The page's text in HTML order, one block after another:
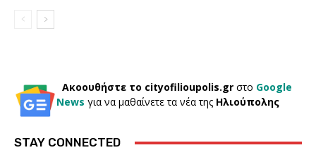
Ακοουθήστε το cityofilioupolis.gr στο Google
News για να μαθαίνετε τα νέα της Ηλιούπολης
STAY CONNECTED